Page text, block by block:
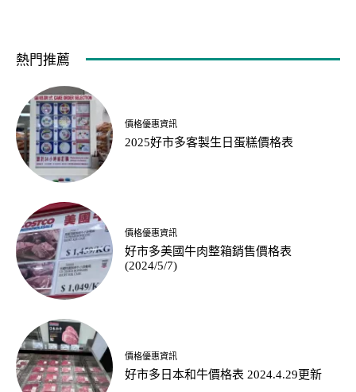
熱門推薦
價格優惠資訊
2025好市多客製生日蛋糕價格表
價格優惠資訊
好市多美國牛肉整箱銷售價格表
(2024/5/7)
價格優惠資訊
好市多日本和牛價格表 2024.4.29更新